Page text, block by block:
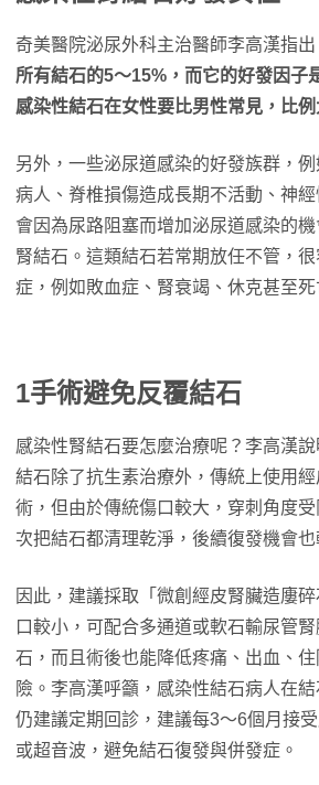
奇美醫院泌尿外科主治醫師李高漢指出
所有結石的5～15%，而它的好發因子
感染性結石在女性要比男性常見，比例
另外，一些泌尿道感染的好發族群，
病人、脊椎損傷造成長期不活動、神
會因為尿路阻塞而增加泌尿道感染的
腎結石。這類結石若常期放任不管，
症，例如敗血症、腎衰竭、休克甚至死
1手術避免反覆結石
感染性腎結石要怎麼治療呢？李高漢
結石除了抗生素治療外，傳統上使用
術，但由於傳統傷口較大，穿刺角度
次把結石都清理乾淨，後續復發機會也
因此，建議採取「微創經皮腎臟造廔
口較小，可配合多通道或軟石輸尿管
石，而且術後也能降低疼痛、出血、
險。李高漢呼籲，感染性結石病人在
仍建議定期回診，建議每3～6個月接
或超音波，避免結石復發與併發症。